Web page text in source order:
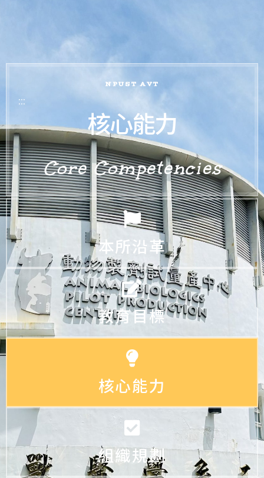
NPUST AVT
:::
核心能力
Core Competencies
本所沿革
教育目標
核心能力
組織規劃